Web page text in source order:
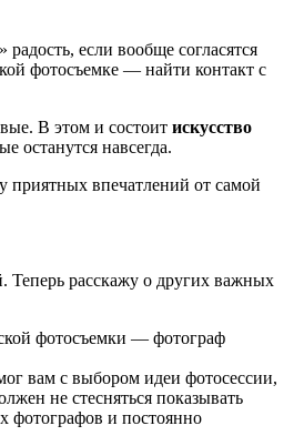
если вообще согласятся
фотосъемке — найти контакт с
В этом и состоит искусство
останутся навсегда.
приятных впечатлений от самой
Теперь расскажу о других важных
фотосъемки — фотограф
вам с выбором идеи фотосессии,
не стесняться показывать
фотографов и постоянно